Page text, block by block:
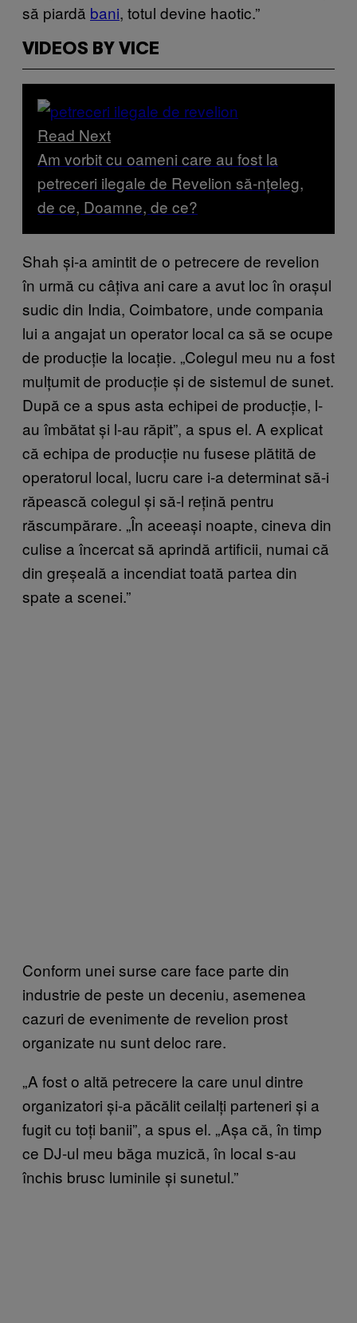
să piardă bani, totul devine haotic.”
VIDEOS BY VICE
Read Next
Am vorbit cu oameni care au fost la
petreceri ilegale de Revelion să-nțeleg,
de ce, Doamne, de ce?
Shah și-a amintit de o petrecere de revelion
în urmă cu câțiva ani care a avut loc în orașul
sudic din India, Coimbatore, unde compania
lui a angajat un operator local ca să se ocupe
de producție la locație. „Colegul meu nu a fost
mulțumit de producție și de sistemul de sunet.
După ce a spus asta echipei de producție, l-
au îmbătat și l-au răpit”, a spus el. A explicat
că echipa de producție nu fusese plătită de
operatorul local, lucru care i-a determinat să-i
răpească colegul și să-l rețină pentru
răscumpărare. „În aceeași noapte, cineva din
culise a încercat să aprindă artificii, numai că
din greșeală a incendiat toată partea din
spate a scenei.”
Conform unei surse care face parte din
industrie de peste un deceniu, asemenea
cazuri de evenimente de revelion prost
organizate nu sunt deloc rare.
„A fost o altă petrecere la care unul dintre
organizatori și-a păcălit ceilalți parteneri și a
fugit cu toți banii”, a spus el. „Așa că, în timp
ce DJ-ul meu băga muzică, în local s-au
închis brusc luminile și sunetul.”